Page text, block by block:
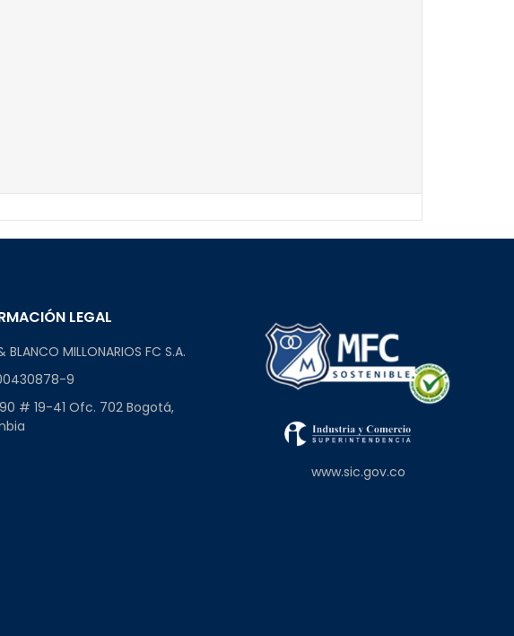
LEGAL
BLANCO MILLONARIOS FC S.A.
9
# 19-41 Ofc. 702 Bogotá,
www.sic.gov.co